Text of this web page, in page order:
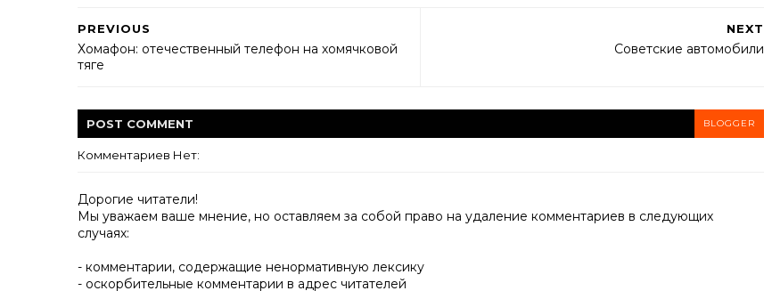
NEXT
Советские автомобили
PREVIOUS
Хомафон: отечественный телефон на хомячковой
тяге
POST COMMENT BLOGGER
Комментариев Нет:
Дорогие читатели!
Мы уважаем ваше мнение, но оставляем за собой право на удаление комментариев в следующих
случаях:
- комментарии, содержащие ненормативную лексику
- оскорбительные комментарии в адрес читателей